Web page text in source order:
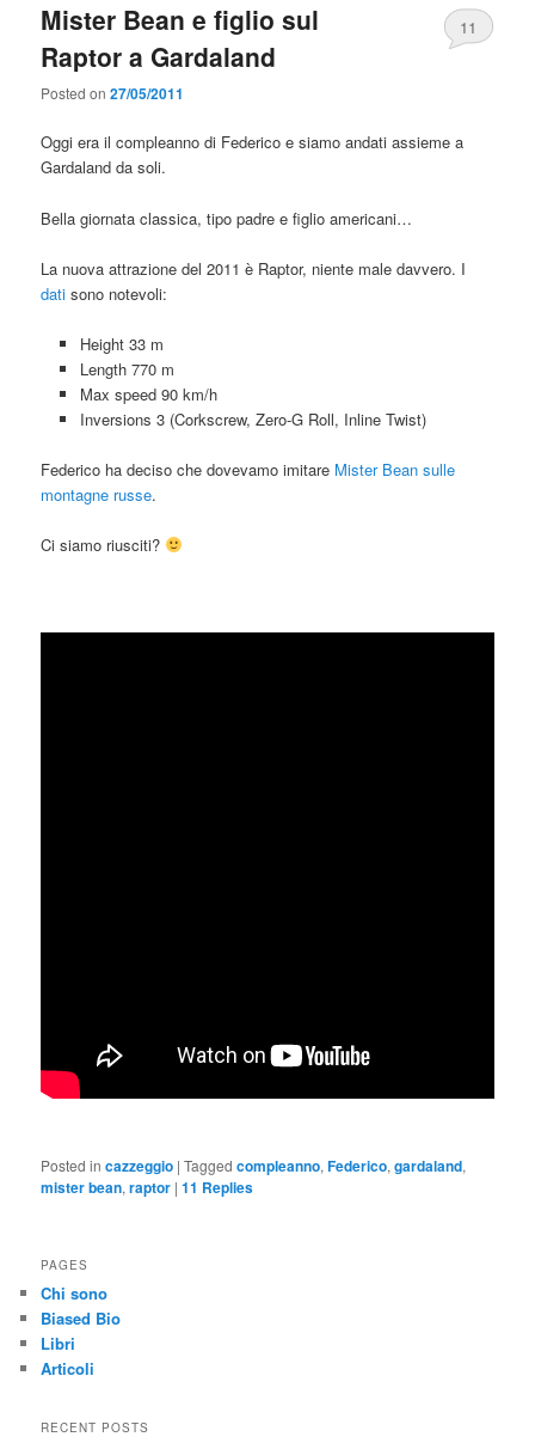
Mister Bean e figlio sul
Raptor a Gardaland
Posted on27/05/2011
11
Oggi era il compleanno di Federico e siamo andati assieme a
Gardaland da soli.
Bella giornata classica, tipo padre e figlio americani…
La nuova attrazione del 2011 è Raptor, niente male davvero. I
dati sono notevoli:
Height 33 m
Length 770 m
Max speed 90 km/h
Inversions 3 (Corkscrew, Zero-G Roll, Inline Twist)
Federico ha deciso che dovevamo imitare Mister Bean sulle
montagne russe.
Ci siamo riusciti?
Posted in cazzeggio |Tagged compleanno,Federico,gardaland,
mister bean,raptor |11 Replies
PAGES
Chi sono
Biased Bio
Libri
Articoli
RECENT POSTS